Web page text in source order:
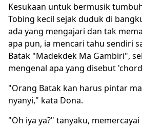
Kesukaan untuk bermusik
Tobing kecil sejak duduk di
ada yang mengajari dan tak
apa pun, ia mencari tahu sendiri
Batak "Madekdek Ma Gambiri",
mengenal apa yang disebut
"Orang Batak kan harus pintar
nyanyi," kata Dona.
"Oh iya ya?" tanyaku, memercayai